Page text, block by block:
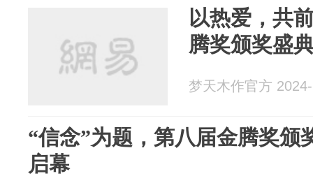
以热爱，共
腾奖颁奖盛
梦天木作官方
“信念”为题，第八届金腾奖颁
启幕